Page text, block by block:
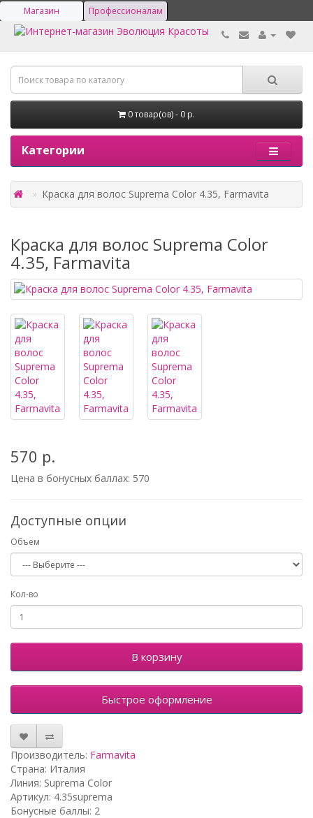
Магазин Профессионалам
0 товар(ов) - 0 р.
Категории
Краска для волос Suprema Color 4.35, Farmavita
Краска для волос Suprema Color
4.35, Farmavita
570 р.
Цена в бонусных баллах: 570
Доступные опции
Объем
Кол-во
В корзину
Быстрое оформление
Производитель: Farmavita
Страна: Италия
Линия: Suprema Color
Артикул: 4.35suprema
Бонусные баллы: 2